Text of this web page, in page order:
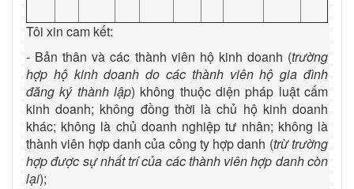
Tôi xin cam kết:
- Bản thân và các thành viên hộ kinh doanh (trường
hợp hộ kinh doanh do các thành viên hộ gia đình
đăng ký thành lập) không thuộc diện pháp luật cấm
kinh doanh; không đồng thời là chủ hộ kinh doanh
khác; không là chủ doanh nghiệp tư nhân; không là
thành viên hợp danh của công ty hợp danh (trừ trường
hợp được sự nhất trí của các thành viên hợp danh còn
lại);